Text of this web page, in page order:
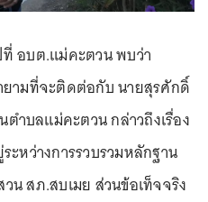
อบต.แม่คะตวน พบว่า
ยามที่จะติดต่อกับ นายสุรศักดิ์
ำบลแม่คะตวน กล่าวถึงเรื่อง
ะหว่างการรวบรวมหลักฐาน
น สภ.สบเมย ส่วนข้อเท็จจริง